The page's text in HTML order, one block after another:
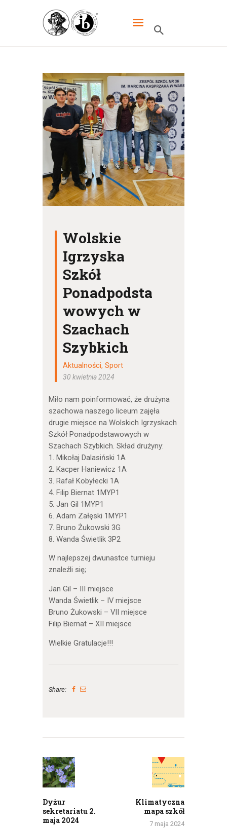
XXXIII LO DWUJĘZYCZNE IM.
MIKOŁAJA KOPERNIKA W
HOME
SZKOŁA
IB
UCZNIOWIE
KANDYDACI
RODZICE
WYDARZENIA
Wolskie
Igrzyska
Szkół
Ponadpodsta
wowych w
Szachach
Szybkich
Aktualności,Sport
30 kwietnia 2024
Miło nam poinformować, że drużyna
szachowa naszego liceum zajęła
drugie miejsce na Wolskich Igrzyskach
Szkół Ponadpodstawowych w
Szachach Szybkich. Skład drużyny:
1. Mikołaj Dalasiński 1A
2. Kacper Haniewicz 1A
3. Rafał Kobyłecki 1A
4. Filip Biernat 1MYP1
5. Jan Gil 1MYP1
6. Adam Załęski 1MYP1
7. Bruno Żukowski 3G
8. Wanda Świetlik 3P2
W najlepszej dwunastce turnieju
znaleźli się;
Jan Gil – III miejsce
Wanda Świetlik – IV miejsce
Bruno Żukowski – VII miejsce
Filip Biernat – XII miejsce
Wielkie Gratulacje!!!
Share:
wpisu
Dyżur
sekretariatu 2.
maja 2024
Klimatyczna
mapa szkół
7 maja 2024